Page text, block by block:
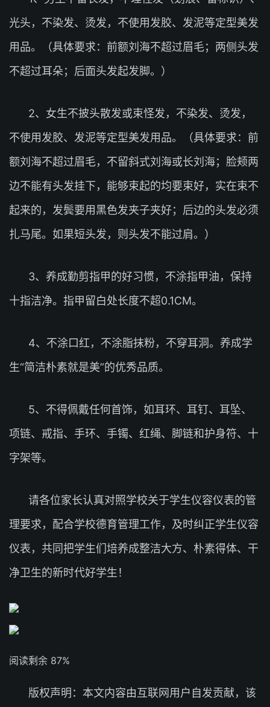
光头，不染发、烫发，不使用发胶、发泥等定型美发
用品。（具体要求：前额刘海不超过眉毛；两侧头发
不超过耳朵；后面头发起发脚。）
2、女生不披头散发或束怪发，不染发、烫发，
不使用发胶、发泥等定型美发用品。（具体要求：前
额刘海不超过眉毛，不留斜式刘海或长刘海；脸颊两
边不能有头发挂下，能够束起的均要束好，实在束不
起来的，发鬓要用黑色发夹子夹好；后边的头发必须
扎马尾。如果短头发，则头发不能过肩。）
3、养成勤剪指甲的好习惯，不涂指甲油，保持
十指洁净。指甲留白处长度不超0.1CM。
4、不涂口红，不涂脂抹粉，不穿耳洞。养成学
生“简洁朴素就是美”的优秀品质。
5、不得佩戴任何首饰，如耳环、耳钉、耳坠、
项链、戒指、手环、手镯、红绳、脚链和护身符、十
字架等。
请各位家长认真对照学校关于学生仪容仪表的管
理要求，配合学校德育管理工作，及时纠正学生仪容
仪表，共同把学生们培养成整洁大方、朴素得体、干
净卫生的新时代好学生！
阅读剩余 87%
版权声明：本文内容由互联网用户自发贡献，该